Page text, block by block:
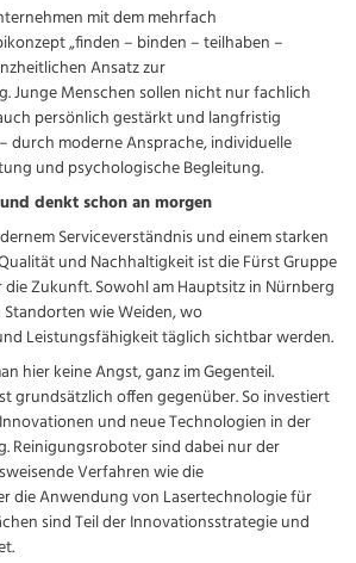
mit dem mehrfach
„finden – binden – teilhaben –
Ansatz zur
Junge Menschen sollen nicht nur fachlich
persönlich gestärkt und langfristig
durch moderne Ansprache, individuelle
und psychologische Begleitung.
denkt schon an morgen
Serviceverständnis und einem starken
und Nachhaltigkeit ist die Fürst Gruppe
Zukunft. Sowohl am Hauptsitz in Nürnberg
wie Weiden, wo
Leistungsfähigkeit täglich sichtbar werden.
hier keine Angst, ganz im Gegenteil.
grundsätzlich offen gegenüber. So investiert
und neue Technologien in der
Reinigungsroboter sind dabei nur der
Verfahren wie die
die Anwendung von Lasertechnologie für
sind Teil der Innovationsstrategie und